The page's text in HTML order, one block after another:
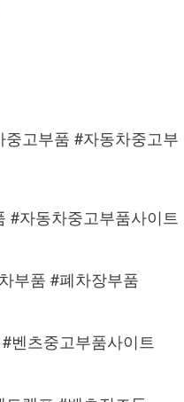
고부품 #자동차중고부
#자동차중고부품사이트
부품 #폐차장부품
벤츠중고부품사이트